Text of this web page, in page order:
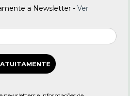
a Newsletter - Ver